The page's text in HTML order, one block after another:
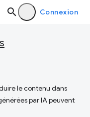
Connexion
le contenu dans
par IA peuvent